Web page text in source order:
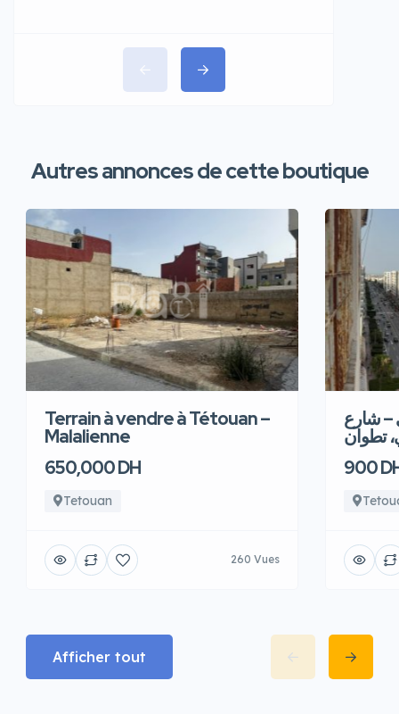
Autres annonces de cette boutique
Terrain à vendre à Tétouan –
Malalienne
650,000 DH
Tetouan
260 Vues
– شارع
تطوان
900
Afficher tout